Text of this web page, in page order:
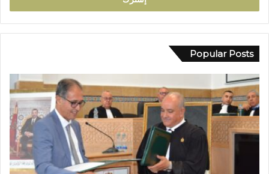
د
و
ز
م
ل
ب
ر
ك
ا
ل
إ
ل
ك
Popular Posts